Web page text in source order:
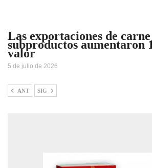
Las exportaciones de
subproductos aumentaron
valor
5 de julio de 2026
ANT SIG